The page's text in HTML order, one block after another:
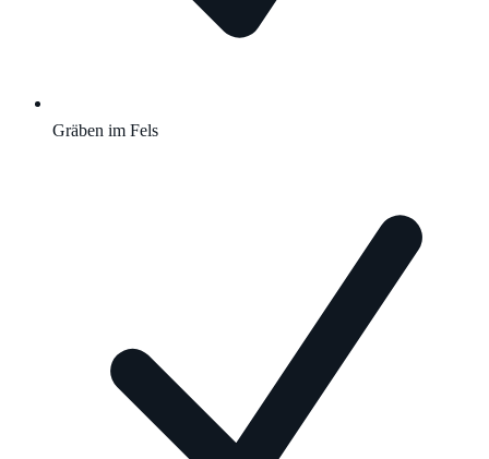
Gräben im Fels